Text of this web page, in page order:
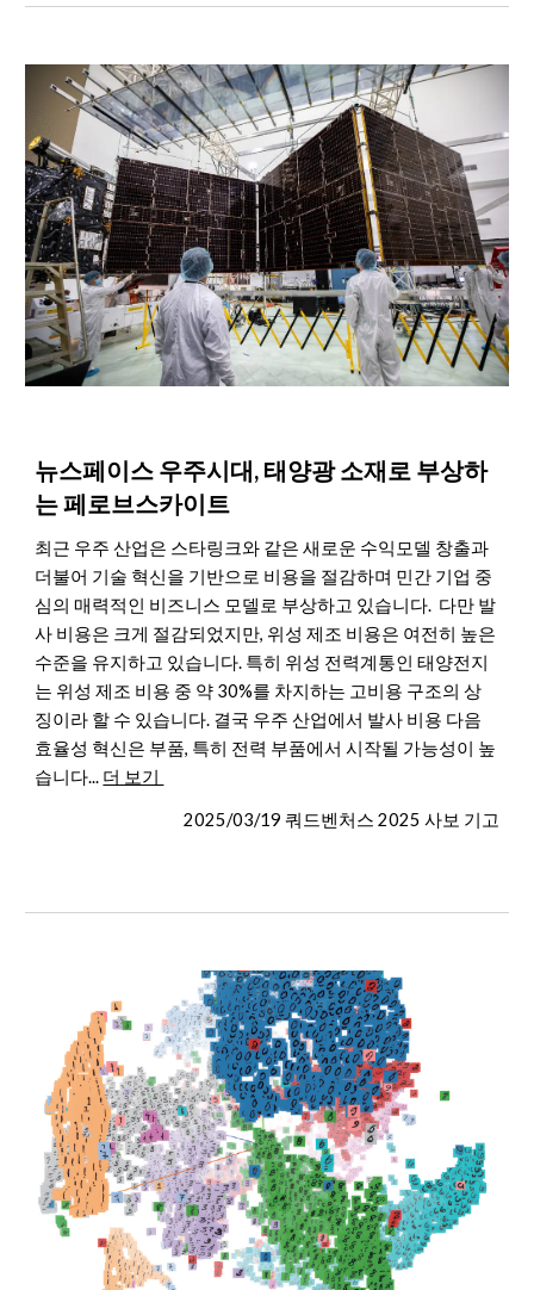
뉴스페이스 우주시대, 태양광 소재로 부상하
는 페로브스카이트
최근 우주 산업은 스타링크와 같은 새로운 수익모델 창출과
더불어 기술 혁신을 기반으로 비용을 절감하며 민간 기업 중
심의 매력적인 비즈니스 모델로 부상하고 있습니다. 다만 발
사 비용은 크게 절감되었지만, 위성 제조 비용은 여전히 높은
수준을 유지하고 있습니다. 특히 위성 전력계통인 태양전지
는 위성 제조 비용 중 약 30%를 차지하는 고비용 구조의 상
징이라 할 수 있습니다. 결국 우주 산업에서 발사 비용 다음
효율성 혁신은 부품, 특히 전력 부품에서 시작될 가능성이 높
습니다... 더 보기
2025/03/19 쿼드벤처스 2025 사보 기고